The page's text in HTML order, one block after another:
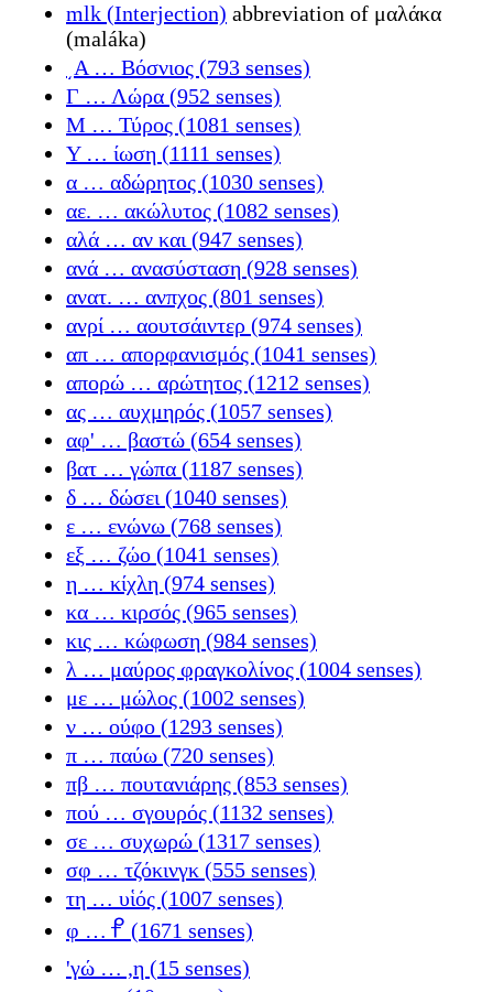
mlk (Interjection) abbreviation of μαλάκα
(maláka)
͵Α … Βόσνιος (793 senses)
Γ … Λώρα (952 senses)
Μ … Τύρος (1081 senses)
Υ … ίωση (1111 senses)
α … αδώρητος (1030 senses)
αε. … ακώλυτος (1082 senses)
αλά … αν και (947 senses)
ανά … ανασύσταση (928 senses)
ανατ. … ανπχος (801 senses)
ανρί … αουτσάιντερ (974 senses)
απ … απορφανισμός (1041 senses)
απορώ … αρώτητος (1212 senses)
ας … αυχμηρός (1057 senses)
αφ' … βαστώ (654 senses)
βατ … γώπα (1187 senses)
δ … δώσει (1040 senses)
ε … ενώνω (768 senses)
εξ … ζώο (1041 senses)
η … κίχλη (974 senses)
κα … κιρσός (965 senses)
κις … κώφωση (984 senses)
λ … μαύρος φραγκολίνος (1004 senses)
με … μώλος (1002 senses)
ν … ούφο (1293 senses)
π … παύω (720 senses)
πβ … πουτανιάρης (853 senses)
πού … σγουρός (1132 senses)
σε … συχωρώ (1317 senses)
σφ … τζόκινγκ (555 senses)
τη … υἱός (1007 senses)
φ … 𐆠 (1671 senses)
'γώ … ,η (15 senses)